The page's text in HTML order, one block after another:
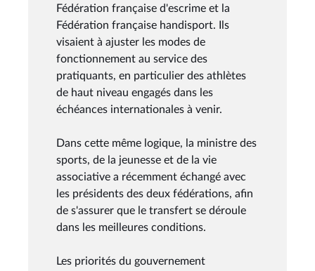
Fédération française d'escrime et la
Fédération française handisport. Ils
visaient à ajuster les modes de
fonctionnement au service des
pratiquants, en particulier des athlètes
de haut niveau engagés dans les
échéances internationales à venir.
Dans cette même logique, la ministre des
sports, de la jeunesse et de la vie
associative a récemment échangé avec
les présidents des deux fédérations, afin
de s'assurer que le transfert se déroule
dans les meilleures conditions.
Les priorités du gouvernement